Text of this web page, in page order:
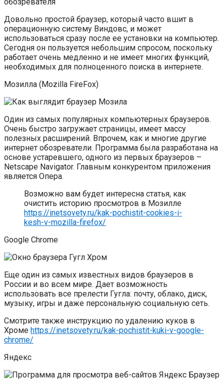
Довольно простой браузер, который часто вшит в
операционную систему Виндовс, и может
использоваться сразу после ее установки на компьютер.
Сегодня он пользуется небольшим спросом, поскольку
работает очень медленно и не имеет многих функций,
необходимых для полноценного поиска в интернете.
Мозилла (Mozilla FireFox)
Один из самых популярных компьютерных браузеров.
Очень быстро загружает страницы, имеет массу
полезных расширений. Впрочем, как и многие другие
интернет обозреватели. Программа была разработана на
основе устаревшего, одного из первых браузеров –
Netscape Navigator. Главным конкурентом приложения
является Опера.
Возможно вам будет интересна статья, как
очистить историю просмотров в Мозилле
https://inetsovety.ru/kak-pochistit-cookies-i-
kesh-v-mozilla-firefox/
Google Chrome
Еще один из самых известных видов браузеров в
России и во всем мире. Дает возможность
использовать все прелести Гугла: почту, облако, диск,
музыку, игры и даже персональную социальную сеть.
Смотрите также инструкцию по удалению куков в
Хроме https://inetsovety.ru/kak-pochistit-kuki-v-google-
chrome/
Яндекс